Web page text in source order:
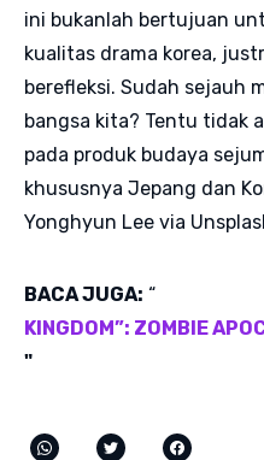
ini bukanlah bertujuan
kualitas drama korea,
berefleksi. Sudah sejauh
bangsa kita? Tentu tidak
pada produk budaya
khususnya Jepang dan
Yonghyun Lee via
BACA JUGA: “
KINGDOM”: ZOMBIE
"